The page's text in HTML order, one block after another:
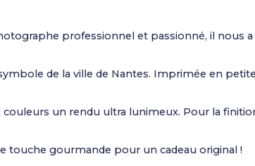
professionnel et passionné, il nous
de la ville de Nantes. Imprimée en
un rendu ultra lunimeux. Pour la
touche gourmande pour un cadeau original !